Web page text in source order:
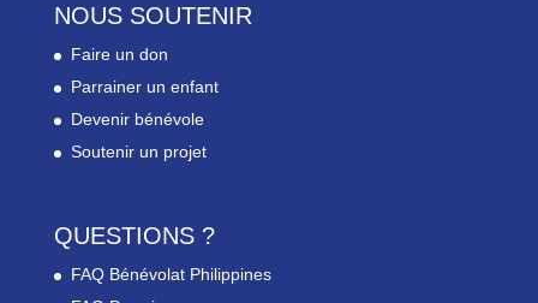
NOUS SOUTENIR
Faire un don
Parrainer un enfant
Devenir bénévole
Soutenir un projet
QUESTIONS ?
FAQ Bénévolat Philippines